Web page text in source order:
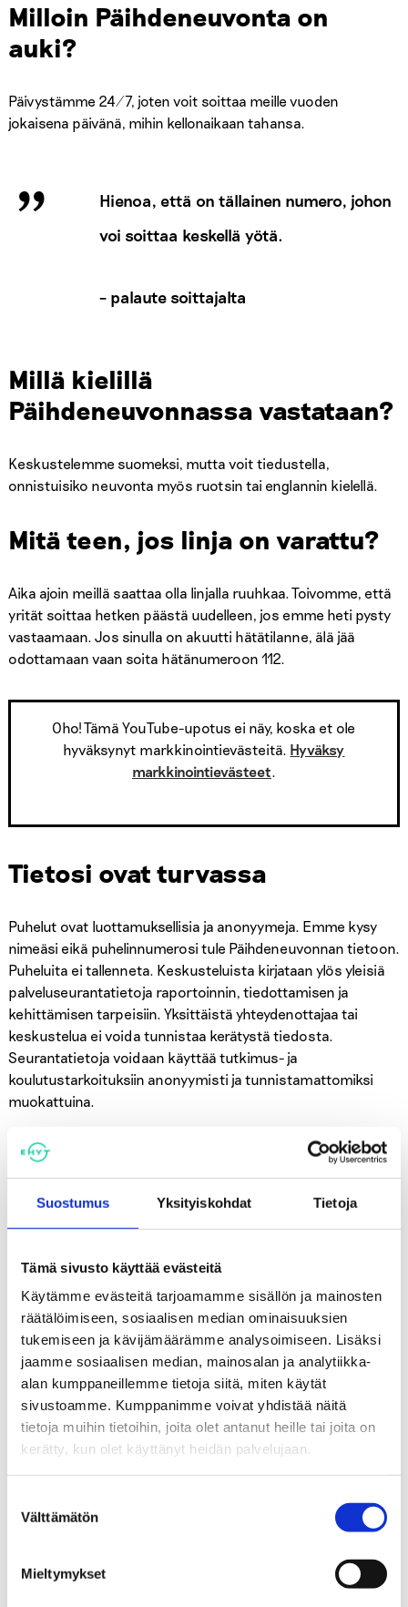
Suostumus Yksityiskohdat Tietoja
Tämä sivusto käyttää evästeitä
Käytämme evästeitä tarjoamamme sisällön ja mainosten
räätälöimiseen, sosiaalisen median ominaisuuksien
tukemiseen ja kävijämäärämme analysoimiseen. Lisäksi
jaamme sosiaalisen median, mainosalan ja analytiikka-
alan kumppaneillemme tietoja siitä, miten käytät
sivustoamme. Kumppanimme voivat yhdistää näitä
tietoja muihin tietoihin, joita olet antanut heille tai joita on
kerätty, kun olet käyttänyt heidän palvelujaan.
valinta
Välttämätön
Mieltymykset
Milloin Päihdeneuvonta on
auki?
Päivystämme 24/7, joten voit soittaa meille vuoden
jokaisena päivänä, mihin kellonaikaan tahansa.
Hienoa, että on tällainen numero, johon
voi soittaa keskellä yötä.
– palaute soittajalta
Millä kielillä
Päihdeneuvonnassa vastataan?
Keskustelemme suomeksi, mutta voit tiedustella,
onnistuisiko neuvonta myös ruotsin tai englannin kielellä.
Mitä teen, jos linja on varattu?
Aika ajoin meillä saattaa olla linjalla ruuhkaa. Toivomme, että
yrität soittaa hetken päästä uudelleen, jos emme heti pysty
vastaamaan. Jos sinulla on akuutti hätätilanne, älä jää
odottamaan vaan soita hätänumeroon 112.
Oho! Tämä YouTube-upotus ei näy, koska et ole
hyväksynyt markkinointievästeitä. Hyväksy
markkinointievästeet.
Tietosi ovat turvassa
Puhelut ovat luottamuksellisia ja anonyymeja. Emme kysy
nimeäsi eikä puhelinnumerosi tule Päihdeneuvonnan tietoon.
Puheluita ei tallenneta. Keskusteluista kirjataan ylös yleisiä
palveluseurantatietoja raportoinnin, tiedottamisen ja
kehittämisen tarpeisiin. Yksittäistä yhteydenottajaa tai
keskustelua ei voida tunnistaa kerätystä tiedosta.
Seurantatietoja voidaan käyttää tutkimus- ja
koulutustarkoituksiin anonyymisti ja tunnistamattomiksi
muokattuina.
Päihdeneuvonta on
jäsen ja sitoutunut puhelin- ja
yhdenvertaisuus ja yhteydenottajan kunnioitus,
luottamuksellisuus, kiireettömyys ja voittoa
Lue myös
Alkoholinkäytön vähentäminen – miten pääsen alkuun?
Pelaanko liikaa rahapelejä?
Oletko huolissasi puolisosi, vanhempasi tai läheisesi
päihteiden käytöstä?
nettikysymyspalvelu